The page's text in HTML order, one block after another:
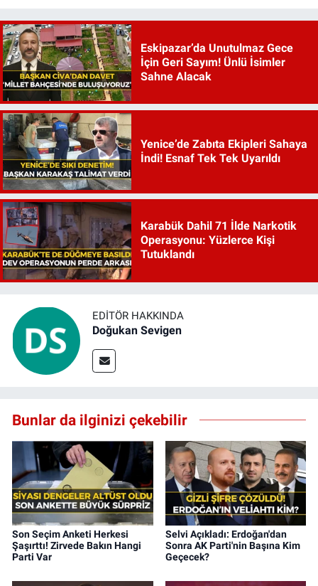
Eskipazar’da Unutulmaz Gece
İçin Geri Sayım! Ünlü İsimler
Sahne Alacak
Yenice’de Zabıta Ekipleri Sahaya
İndi! Esnaf Tek Tek Uyarıldı
Karabük Dahil 71 İlde Narkotik
Operasyonu: Yüzlerce Kişi
Tutuklandı
EDITÖR HAKKINDA
Doğukan Sevigen
Bunlar da ilginizi çekebilir
Son Seçim Anketi Herkesi
Şaşırttı! Zirvede Bakın Hangi
Parti Var
Selvi Açıkladı: Erdoğan'dan
Sonra AK Parti'nin Başına Kim
Geçecek?